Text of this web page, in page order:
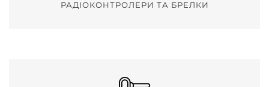
РАДІОКОНТРОЛЕРИ ТА БРЕЛКИ